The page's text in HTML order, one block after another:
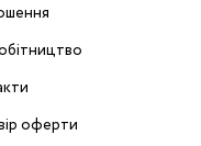
оферти